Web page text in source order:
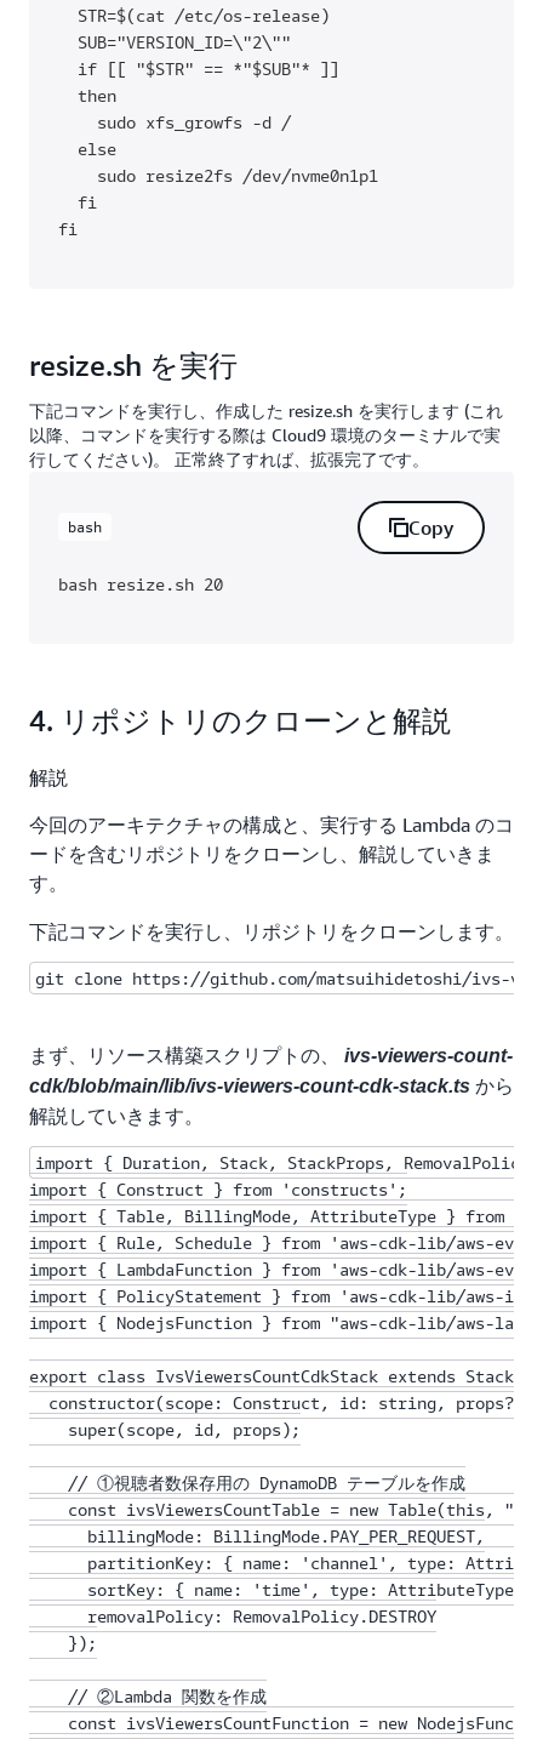
  STR=$(cat /etc/os-release)
  SUB="VERSION_ID=\"2\""
  if [[ "$STR" == *"$SUB"* ]]
  then
    sudo xfs_growfs -d /
  else
    sudo resize2fs /dev/nvme0n1p1
  fi
fi
resize.sh を実行
下記コマンドを実行し、作成した resize.sh を実行します (これ
以降、コマンドを実行する際は Cloud9 環境のターミナルで実
行してください)。 正常終了すれば、拡張完了です。
bash Copy
bash resize.sh 20
4. リポジトリのクローンと解説
解説
今回のアーキテクチャの構成と、実行する Lambda のコ
ードを含むリポジトリをクローンし、解説していきま
す。
下記コマンドを実行し、リポジトリをクローンします。
git clone https://github.com/matsuihidetoshi/ivs-
まず、リソース構築スクリプトの、 ivs-viewers-count-
cdk/blob/main/lib/ivs-viewers-count-cdk-stack.ts から
解説していきます。
import { Duration, Stack, StackProps,
import { Construct } from 'constructs';
import { Table, BillingMode, AttributeType } from
import { Rule, Schedule } from 'aws-cdk-lib/aws-
import { LambdaFunction } from 'aws-cdk-lib/aws-
import { PolicyStatement } from 'aws-cdk-lib/aws-
import { NodejsFunction } from "aws-cdk-lib/aws-
export class IvsViewersCountCdkStack extends Stack {
constructor(scope: Construct, id: string, props?:
    super(scope, id, props);
    // ①視聴者数保存用の DynamoDB テーブルを作成
const ivsViewersCountTable = new Table(this,
      billingMode: BillingMode.PAY_PER_REQUEST,
partitionKey: { name: 'channel', type:
sortKey: { name: 'time', type:
      removalPolicy: RemovalPolicy.DESTROY
    });
    // ②Lambda 関数を作成
const ivsViewersCountFunction = new